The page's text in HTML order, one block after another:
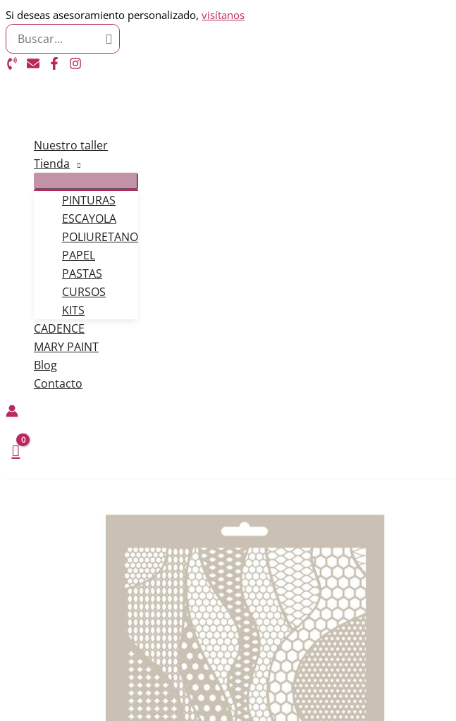
Ir
al
contenido
Si deseas asesoramiento personalizado, visítanos
Search
for:
Nuestro taller
Tienda
PINTURAS
ESCAYOLA
POLIURETANO
PAPEL
PASTAS
CURSOS
KITS
CADENCE
MARY PAINT
Blog
Contacto